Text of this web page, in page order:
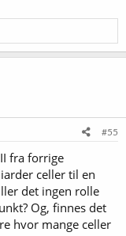
#55
fra forrige
celler til en
det ingen rolle
Og, finnes det
hvor mange celler